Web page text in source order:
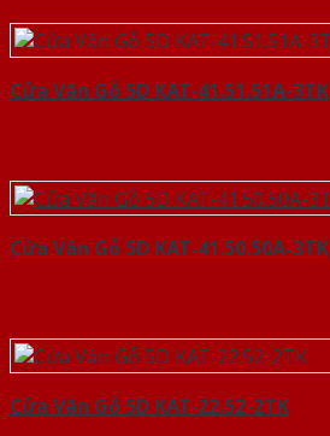
Cửa Vân Gỗ 5D KAT-41.51.51A-3TK
Cửa Vân Gỗ 5D KAT-41.50.50A-3TK
Cửa Vân Gỗ 5D KAT-22.52-2TK